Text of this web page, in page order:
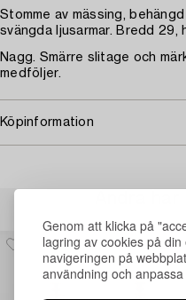
Genom att klicka på
lagring av cookies på
navigeringen på
användning och
Stomme av mässing,
svängda ljusarmar. Bredd 29,
Nagg. Smärre slitage och
medföljer.
Köpinformation